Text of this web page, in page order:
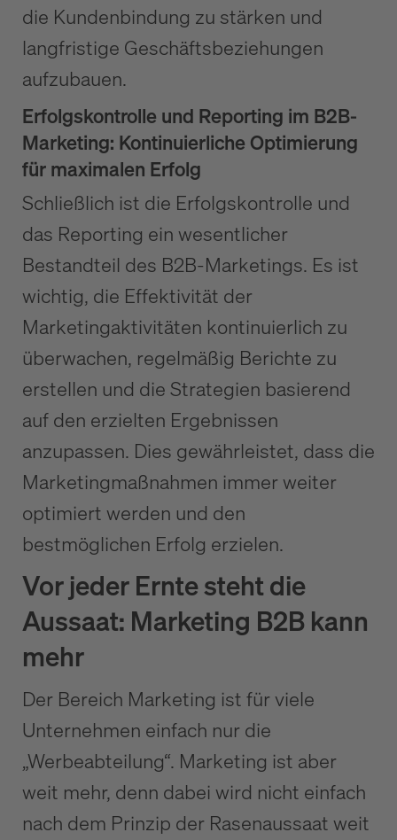
die Kundenbindung zu stärken und
langfristige Geschäftsbeziehungen
aufzubauen.
Erfolgskontrolle und Reporting im B2B-
Marketing: Kontinuierliche Optimierung
für maximalen Erfolg
Schließlich ist die Erfolgskontrolle und
das Reporting ein wesentlicher
Bestandteil des B2B-Marketings. Es ist
wichtig, die Effektivität der
Marketingaktivitäten kontinuierlich zu
überwachen, regelmäßig Berichte zu
erstellen und die Strategien basierend
auf den erzielten Ergebnissen
anzupassen. Dies gewährleistet, dass die
Marketingmaßnahmen immer weiter
optimiert werden und den
bestmöglichen Erfolg erzielen.
Vor jeder Ernte steht die
Aussaat: Marketing B2B kann
mehr
Der Bereich Marketing ist für viele
Unternehmen einfach nur die
„Werbeabteilung“. Marketing ist aber
weit mehr, denn dabei wird nicht einfach
nach dem Prinzip der Rasenaussaat weit